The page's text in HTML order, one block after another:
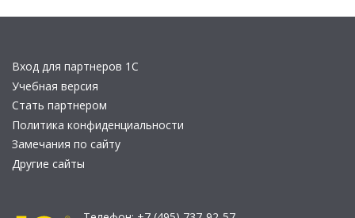
Вход для партнеров 1С
Учебная версия
Стать партнером
Политика конфиденциальности
Замечания по сайту
Другие сайты